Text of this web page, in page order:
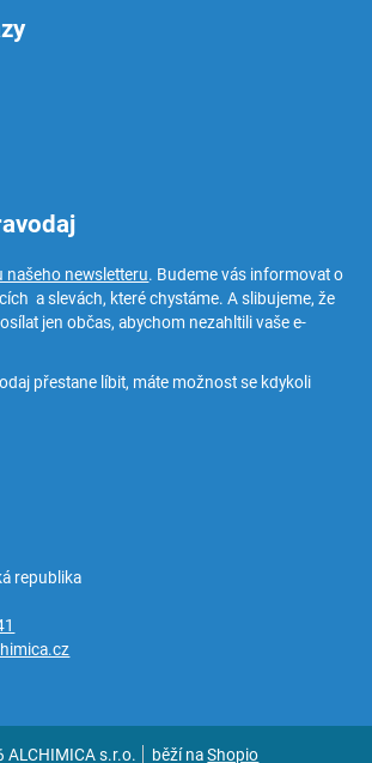
našeho newsletteru. Budeme vás informovat o
a slevách, které chystáme. A slibujeme, že
jen občas, abychom nezahltili vaše e-
přestane líbit, máte možnost se kdykoli
republika
ALCHIMICA s.r.o. běží naShopio